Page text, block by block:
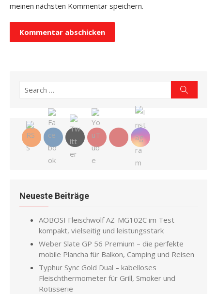
meinen nächsten Kommentar speichern.
Search
Neueste Beiträge
AOBOSI Fleischwolf AZ-MG102C im Test –
kompakt, vielseitig und leistungsstark
Weber Slate GP 56 Premium – die perfekte
mobile Plancha für Balkon, Camping und Reisen
Typhur Sync Gold Dual – kabelloses
Fleischthermometer für Grill, Smoker und
Rotisserie